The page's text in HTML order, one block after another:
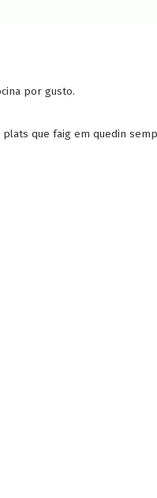
por gusto.
plats que faig em quedin